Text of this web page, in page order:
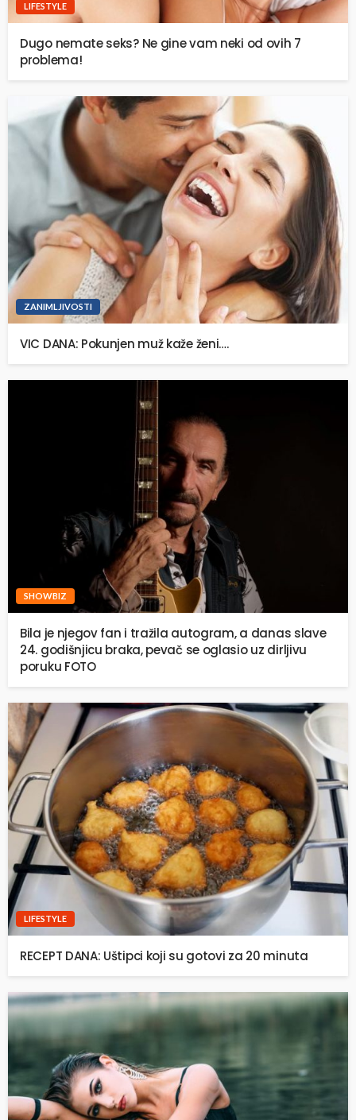
LIFESTYLE
Dugo nemate seks? Ne gine vam neki od ovih 7
problema!
ZANIMLJIVOSTI
VIC DANA: Pokunjen muž kaže ženi….
SHOWBIZ
Bila je njegov fan i tražila autogram, a danas slave
24. godišnjicu braka, pevač se oglasio uz dirljivu
poruku FOTO
LIFESTYLE
RECEPT DANA: Uštipci koji su gotovi za 20 minuta